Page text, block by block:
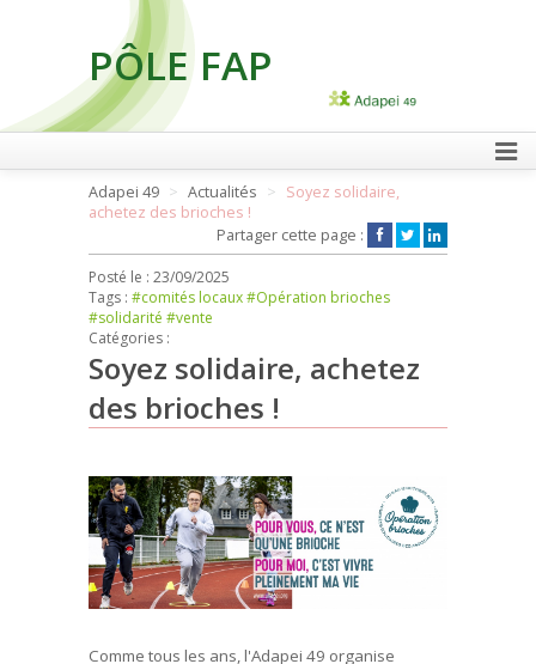
PÔLE FAP
FAIRE UN DON
Adapei 49 Actualités
Soyez solidaire,
achetez des brioches !
Partager cette page :
Posté le : 23/09/2025
Tags : #comités locaux#Opération brioches
#solidarité #vente
Catégories :
Soyez solidaire, achetez
des brioches !
Comme tous les ans, l'Adapei 49 organise